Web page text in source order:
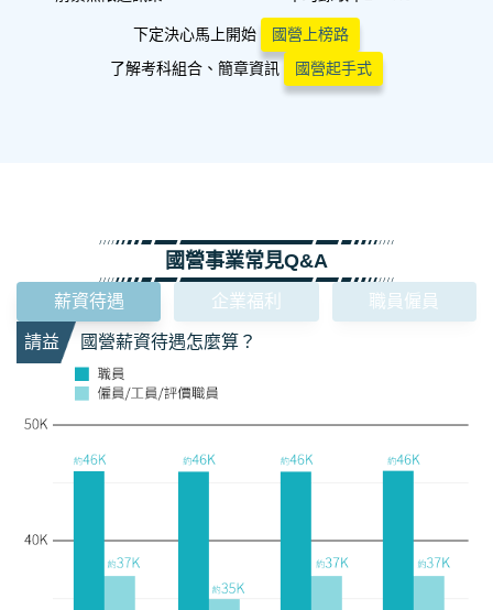
下定決心馬上開始
國營上榜路
了解考科組合、簡章資訊
國營起手式
國營事業常見Q&A
薪資待遇 企業福利 職員僱員
請益 國營薪資待遇怎麼算？